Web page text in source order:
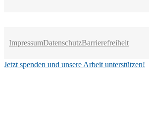
ImpressumDatenschutzBarrierefreiheit
Jetzt spenden und unsere Arbeit unterstützen!